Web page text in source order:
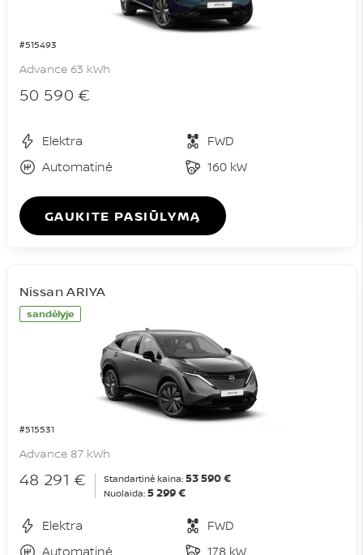
#515493
Advance 63 kWh
50 590 €
Elektra
FWD
Automatinė
160 kW
GAUKITE PASIŪLYMĄ
sandėlyje
#515531
Nissan ARIYA
Advance 87 kWh
48 291 € Standartinė kaina: 53 590 €
Nuolaida: 5 299 €
Elektra
FWD
Automatinė
178 kW